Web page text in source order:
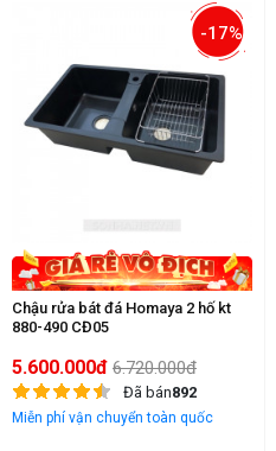
-17%
Chậu rửa bát đá Homaya 2 hố kt
880-490 CĐ05
5.600.000đ 6.720.000đ
Đã bán892
Miễn phí vận chuyển toàn quốc